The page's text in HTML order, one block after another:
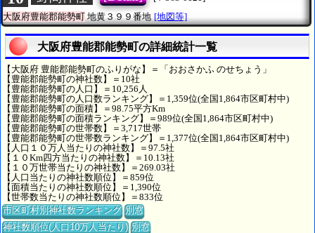
大阪府豊能郡能勢町 地黄３９９番地 [地図等]
大阪府豊能郡能勢町の詳細統計一覧
【大阪府 豊能郡能勢町のふりがな】＝「おおさかふ のせちょう」
【豊能郡能勢町の神社数】＝10社
【豊能郡能勢町の人口】＝10,256人
【豊能郡能勢町の人口数ランキング】＝1,359位(全国1,864市区町村中)
【豊能郡能勢町の面積】＝98.75平方Km
【豊能郡能勢町の面積ランキング】＝989位(全国1,864市区町村中)
【豊能郡能勢町の世帯数】＝3,717世帯
【豊能郡能勢町の世帯数ランキング】＝1,377位(全国1,864市区町村中)
【人口１０万人当たりの神社数】＝97.5社
【１０Km四方当たりの神社数】＝10.13社
【１０万世帯当たりの神社数】＝269.03社
【人口当たりの神社数順位】＝859位
【面積当たりの神社数順位】＝1,390位
【世帯数当たりの神社数順位】＝833位
市区町村別神社数ランキング 別窓
神社数順位(人口10万人当たり) 別窓